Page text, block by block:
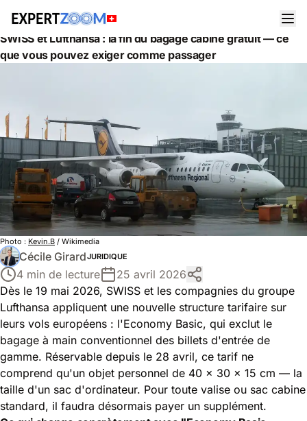
Actualités
Juridique
SWISS et Lufthansa : la fin du bagage cabine gratuit — ce
que vous pouvez exiger comme passager
Photo : Kevin.B / Wikimedia
Cécile GirardJURIDIQUE
4 min de lecture
25 avril 2026
Dès le 19 mai 2026, SWISS et les compagnies du groupe
Lufthansa appliquent une nouvelle structure tarifaire sur
leurs vols européens : l'Economy Basic, qui exclut le
bagage à main conventionnel des billets d'entrée de
gamme. Réservable depuis le 28 avril, ce tarif ne
comprend qu'un objet personnel de 40 × 30 × 15 cm — la
taille d'un sac d'ordinateur. Pour toute valise ou sac cabine
standard, il faudra désormais payer un supplément.